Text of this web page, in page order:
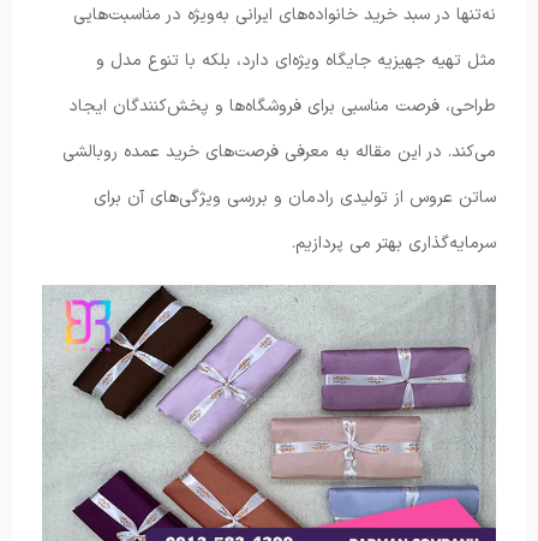
نه‌تنها در سبد خرید خانواده‌های ایرانی به‌ویژه در مناسبت‌هایی
مثل تهیه جهیزیه جایگاه ویژه‌ای دارد، بلکه با تنوع مدل و
طراحی، فرصت مناسبی برای فروشگاه‌ها و پخش‌کنندگان ایجاد
می‌کند. در این مقاله به معرفی فرصت‌های خرید عمده روبالشی
ساتن عروس از تولیدی رادمان و بررسی ویژگی‌های آن برای
سرمایه‌گذاری بهتر می پردازیم.